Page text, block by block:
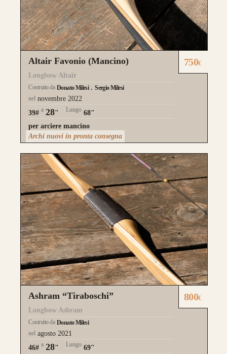
Altair Favonio (Mancino)
Longbow Altaïr
Costruito da Donato Milesi
Sergio Milesi
nel novembre 2022
39# a 28" Lungo 68"
per arciere mancino
750€
Archi nuovi in pronta consegna
Ashram “Tiraboschi”
Longbow Ashram
Costruito da Donato Milesi
nel agosto 2021
46# a 28" Lungo 69"
800€